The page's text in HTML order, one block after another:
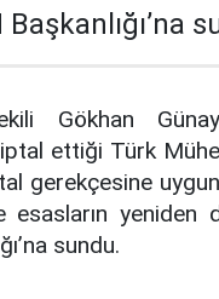
Gökhan
ettiği Türk
gerekçesine
yeniden
sundu.